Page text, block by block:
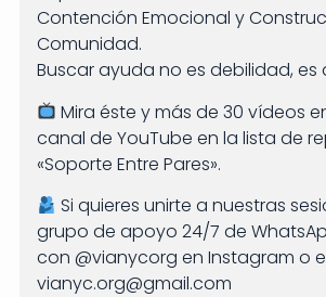
Contención Emocional y
Comunidad.
Buscar ayuda no es debilidad,
Mira éste y más de 30 vídeos
canal de YouTube en la lista de
«Soporte Entre Pares».
Si quieres unirte a nuestras
grupo de apoyo 24/7 de
con @vianycorg en Instagram o
vianyc.org@gmail.com